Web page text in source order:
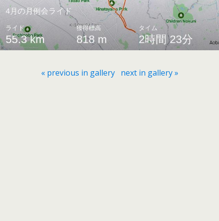
« previous in gallery next in gallery »